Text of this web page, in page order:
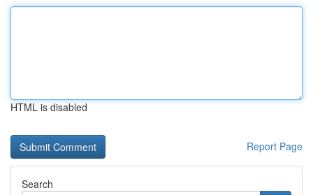
HTML is disabled
Report Page
Search